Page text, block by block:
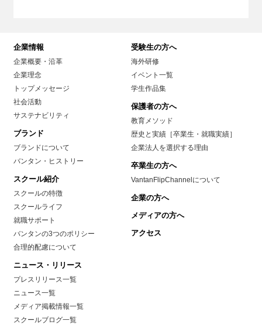
企業情報
企業概要・沿革
企業理念
トップメッセージ
社会活動
サステナビリティ
ブランド
ブランドについて
バンタン・ヒストリー
スクール紹介
スクールの特徴
スクールライフ
就職サポート
バンタンの3つのポリシー
合理的配慮について
ニュース・リリース
プレスリリース一覧
ニュース一覧
メディア掲載情報一覧
スクールブログ一覧
受験生の方へ
海外研修
イベント一覧
学生作品集
保護者の方へ
教育メソッド
歴史と実績［卒業生・就職実績］
企業法人を選択する理由
卒業生の方へ
VantanFlipChannelについて
企業の方へ
メディアの方へ
アクセス